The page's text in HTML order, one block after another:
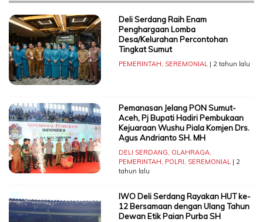
Deli Serdang Raih Enam
Penghargaan Lomba
Desa/Kelurahan Percontohan
Tingkat Sumut
PEMERINTAH, SEREMONIAL| 2 tahun lalu
Pemanasan Jelang PON Sumut-
Aceh, Pj Bupati Hadiri Pembukaan
Kejuaraan Wushu Piala Komjen Drs.
Agus Andrianto SH. MH
DELI SERDANG, OLAHRAGA,
PEMERINTAH, POLRI, SEREMONIAL| 2
tahun lalu
IWO Deli Serdang Rayakan HUT ke-
12 Bersamaan dengan Ulang Tahun
Dewan Etik Paian Purba SH